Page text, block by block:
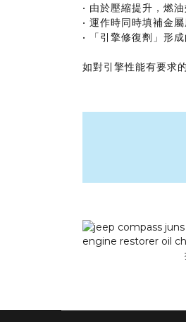
• 由於壓縮提升，燃
• 運作時同時填補金
• 「引擎修復劑」形
如對引擎性能有要求